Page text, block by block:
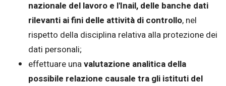
nazionale del lavoro e l'Inail, delle banche dati
rilevanti ai fini delle attività di controllo, nel
rispetto della disciplina relativa alla protezione dei
dati personali;
effettuare unavalutazione analitica della
possibile relazione causale tra gli istituti del